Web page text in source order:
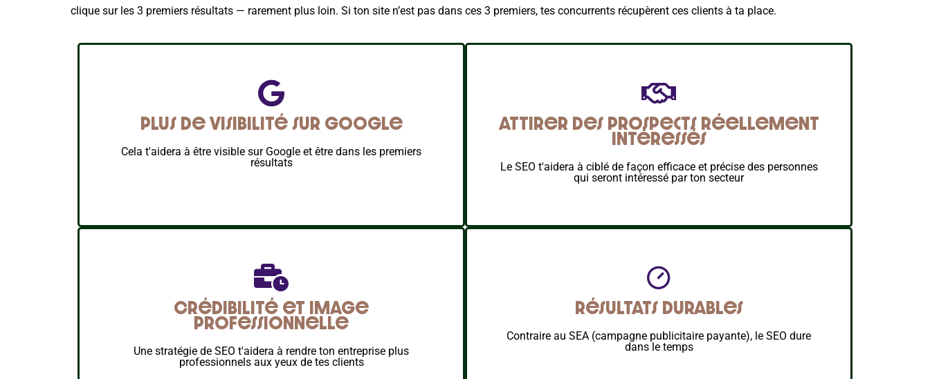
clique sur les 3 premiers résultats — rarement plus loin. Si ton site n’est pas dans ces 3 premiers, tes concurrents récupèrent ces clients à ta place.
Plus de visibilité sur Google
Cela t'aidera à être visible sur Google et être dans les premiers
résultats
Attirer des prospects réellement
intéressés
Le SEO t'aidera à ciblé de façon efficace et précise des personnes
qui seront intéressé par ton secteur
Crédibilité et image
professionnelle
Une stratégie de SEO t'aidera à rendre ton entreprise plus
professionnels aux yeux de tes clients
Résultats durables
Contraire au SEA (campagne publicitaire payante), le SEO dure
dans le temps